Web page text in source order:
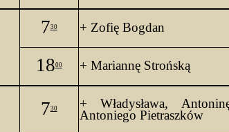
730 + Zofię Bogdan
1800 + Mariannę Strońską
730
+ Władysława,
Antoniego Pietraszków